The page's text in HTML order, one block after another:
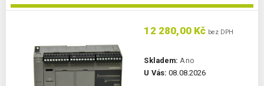
Kategorie: FC6A-CPU
12 280,00 Kč bez DPH
Skladem: Ano
U Vás: 08.08.2026